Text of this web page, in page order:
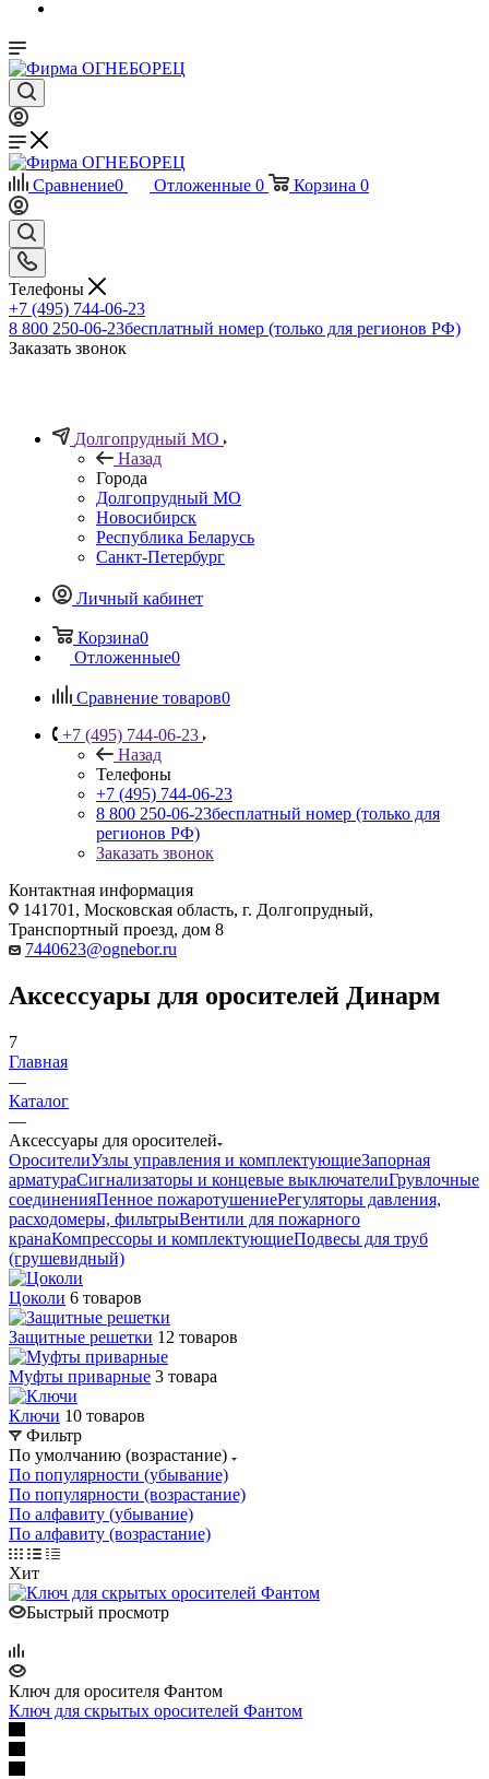
Сравнение0 Отложенные 0 Корзина 0
Телефоны
+7 (495) 744-06-23
8 800 250-06-23бесплатный номер (только для регионов РФ)
Заказать звонок
Долгопрудный МО
Назад
Города
Долгопрудный МО
Новосибирск
Республика Беларусь
Санкт-Петербург
Личный кабинет
Корзина0
Отложенные0
Сравнение товаров0
+7 (495) 744-06-23
Назад
Телефоны
+7 (495) 744-06-23
8 800 250-06-23бесплатный номер (только для
регионов РФ)
Заказать звонок
Контактная информация
141701, Московская область, г. Долгопрудный,
Транспортный проезд, дом 8
7440623@ognebor.ru
Аксессуары для оросителей Динарм
7
Главная
—
Каталог
—
Аксессуары для оросителей
ОросителиУзлы управления и комплектующиеЗапорная
арматураСигнализаторы и концевые выключателиГрувлочные
соединенияПенное пожаротушениеРегуляторы давления,
расходомеры, фильтрыВентили для пожарного
кранаКомпрессоры и комплектующиеПодвесы для труб
(грушевидный)
Цоколи 6 товаров
Защитные решетки 12 товаров
Муфты приварные 3 товара
Ключи 10 товаров
Фильтр
По умолчанию (возрастание)
По популярности (убывание)
По популярности (возрастание)
По алфавиту (убывание)
По алфавиту (возрастание)
Хит
Быстрый просмотр
Ключ для оросителя Фантом
Ключ для скрытых оросителей Фантом